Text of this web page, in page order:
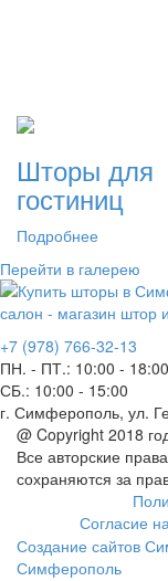
Шторы для
гостиниц
Подробнее
Перейти в галерею
салон - магазин штор
+7 (978) 766-32-13
ПН. - ПТ.: 10:00 - 18:00
СБ.: 10:00 - 15:00
г. Симферополь, ул.
@ Copyright 2018
Все авторские
сохраняются за
Согласие
Создание сайтов
Симферополь